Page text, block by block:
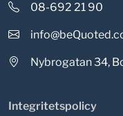
08-692 21 90
Nybrogatan 34,
Integritetspolicy